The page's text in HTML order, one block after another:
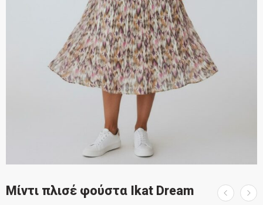
Μίντι πλισέ φούστα Ikat Dream